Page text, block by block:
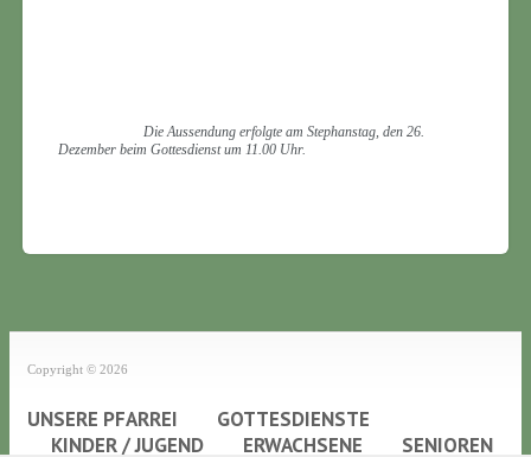
Die Aussendung erfolgte am Stephanstag, den 26.
Dezember beim Gottesdienst um 11.00 Uhr.
Copyright © 2026
UNSERE PFARREI
GOTTESDIENSTE
KINDER / JUGEND
ERWACHSENE SENIOREN